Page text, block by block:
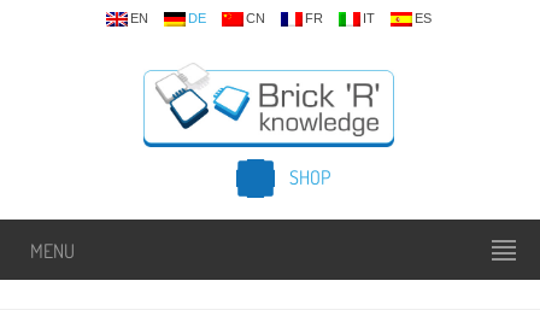
EN DE CN FR IT ES
SHOP
MENU